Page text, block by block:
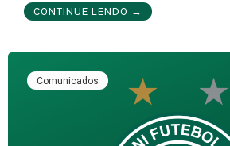
CONTINUE LENDO →
Comunicados